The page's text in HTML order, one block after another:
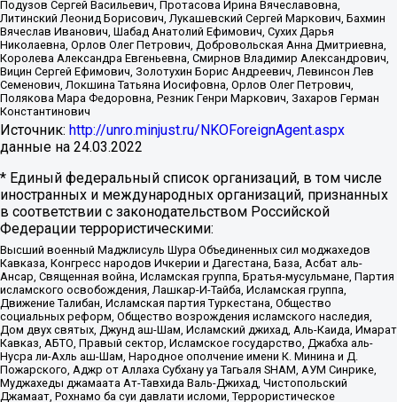
Подузов Сергей Васильевич, Протасова Ирина Вячеславовна,
Литинский Леонид Борисович, Лукашевский Сергей Маркович, Бахмин
Вячеслав Иванович, Шабад Анатолий Ефимович, Сухих Дарья
Николаевна, Орлов Олег Петрович, Добровольская Анна Дмитриевна,
Королева Александра Евгеньевна, Смирнов Владимир Александрович,
Вицин Сергей Ефимович, Золотухин Борис Андреевич, Левинсон Лев
Семенович, Локшина Татьяна Иосифовна, Орлов Олег Петрович,
Полякова Мара Федоровна, Резник Генри Маркович, Захаров Герман
Константинович
Источник: http://unro.minjust.ru/NKOForeignAgent.aspx
данные на 24.03.2022
* Единый федеральный список организаций, в том числе
иностранных и международных организаций, признанных
в соответствии с законодательством Российской
Федерации террористическими:
Высший военный Маджлисуль Шура Объединенных сил моджахедов
Кавказа, Конгресс народов Ичкерии и Дагестана, База, Асбат аль-
Ансар, Священная война, Исламская группа, Братья-мусульмане, Партия
исламского освобождения, Лашкар-И-Тайба, Исламская группа,
Движение Талибан, Исламская партия Туркестана, Общество
социальных реформ, Общество возрождения исламского наследия,
Дом двух святых, Джунд аш-Шам, Исламский джихад, Аль-Каида, Имарат
Кавказ, АБТО, Правый сектор, Исламское государство, Джабха аль-
Нусра ли-Ахль аш-Шам, Народное ополчение имени К. Минина и Д.
Пожарского, Аджр от Аллаха Субхану уа Тагьаля SHAM, АУМ Синрике,
Муджахеды джамаата Ат-Тавхида Валь-Джихад, Чистопольский
Джамаат, Рохнамо ба суи давлати исломи, Террористическое